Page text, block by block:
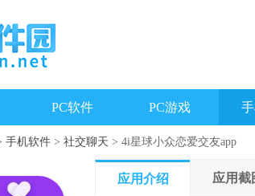
PC软件 PC游戏
手机软件 > 社交聊天 > 4i星球小众恋爱交友app
应用介绍 应用截